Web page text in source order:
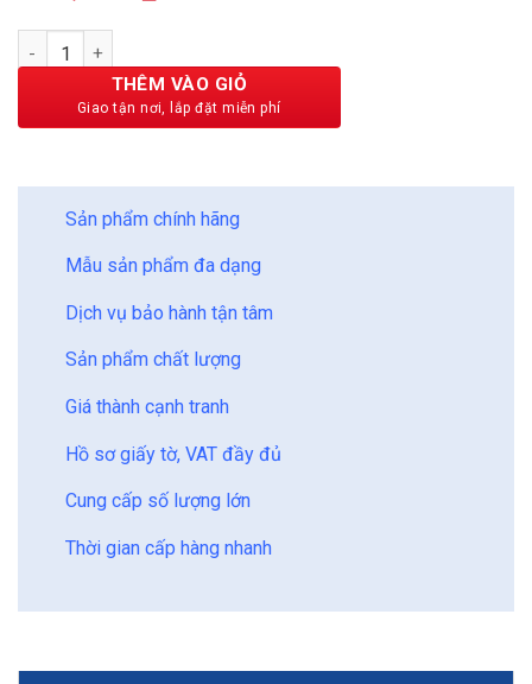
là:
209,000 ₫.
189,000 ₫.
Sàn Gỗ Wilson 8mm W441 số lượng
THÊM VÀO GIỎ
Sản phẩm chính hãng
Mẫu sản phẩm đa dạng
Dịch vụ bảo hành tận tâm
Sản phẩm chất lượng
Giá thành cạnh tranh
Hồ sơ giấy tờ, VAT đầy đủ
Cung cấp số lượng lớn
Thời gian cấp hàng nhanh